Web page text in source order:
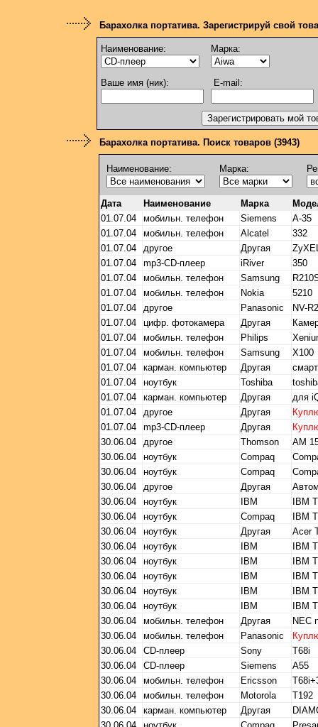
Барахолка портатива. Зарегистрируй свой
Наименование: Марка:
Ваше имя (ник): E-mail:
Барахолка портатива. Поиск товаров (3943)
Наименование: Марка:
Дата Наименование Марка
01.07.04
мобильн. телефон Siemens
А-35
01.07.04
мобильн. телефон Alcatel
332
01.07.04
другое Другая
01.07.04
mp3-CD-плеер iRiver
350
01.07.04
мобильн. телефон Samsung
01.07.04
мобильн. телефон Nokia
5210
01.07.04
другое Panasonic
NV-
01.07.04
цифр. фотокамера Другая
01.07.04
мобильн. телефон Philips
01.07.04
мобильн. телефон Samsung
X100
01.07.04
карман. компьютер Другая
01.07.04
ноутбук Toshiba
01.07.04
карман. компьютер Другая
для
01.07.04
другое Другая
01.07.04
mp3-CD-плеер Другая
30.06.04
другое Thomson
AM
30.06.04
ноутбук Compaq
30.06.04
ноутбук Compaq
30.06.04
другое Другая
30.06.04
ноутбук IBM
IBM
30.06.04
ноутбук Compaq
IBM
30.06.04
ноутбук Другая
Acer
30.06.04
ноутбук IBM
IBM
30.06.04
ноутбук IBM
IBM
30.06.04
ноутбук IBM
IBM
30.06.04
ноутбук IBM
IBM
30.06.04
ноутбук IBM
IBM
30.06.04
мобильн. телефон Другая
NEC
30.06.04
мобильн. телефон Panasonic
30.06.04
CD-плеер Sony
T68i
30.06.04
CD-плеер Siemens
A55
30.06.04
мобильн. телефон Ericsson
30.06.04
мобильн. телефон Motorola
T192
30.06.04
карман. компьютер Другая